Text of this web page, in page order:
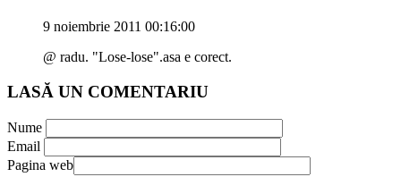
9 noiembrie 2011 00:16:00
@ radu. "Lose-lose".asa e corect.
LASĂ UN COMENTARIU
Nume
Email
Pagina web